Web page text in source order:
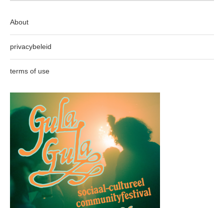
About
privacybeleid
terms of use